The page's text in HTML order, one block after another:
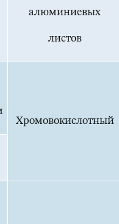
алюминиевых
листов
Хромовокислотный